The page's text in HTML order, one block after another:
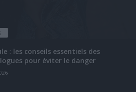
: les conseils essentiels des
pour éviter le danger